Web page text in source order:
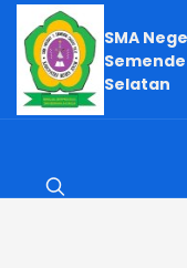
SMA
Selatan